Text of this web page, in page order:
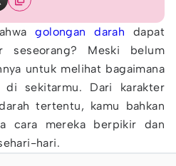
golongan darah dapat
seseorang? Meski belum
untuk melihat bagaimana
di sekitarmu. Dari karakter
tertentu, kamu bahkan
cara mereka berpikir dan
hari.